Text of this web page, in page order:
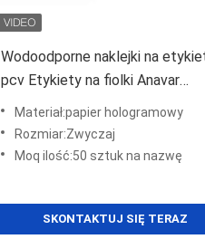
Wodoodporne naklejki na
pcv Etykiety na fiolki Anavar
Oxandrolone
Materiał:papier hologramowy
Rozmiar:Zwyczaj
Moq ilość:50 sztuk na nazwę
SKONTAKTUJ SIĘ TERAZ